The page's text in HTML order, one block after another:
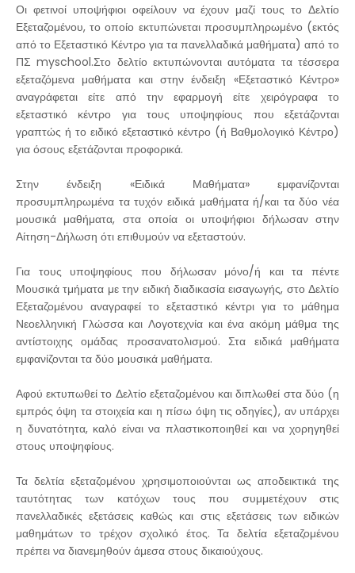
Οι φετινοί υποψήφιοι οφείλουν να έχουν μαζί τους το Δελτίο
Εξεταζομένου, το οποίο εκτυπώνεται προσυμπληρωμένο (εκτός
από το Εξεταστικό Κέντρο για τα πανελλαδικά μαθήματα) από το
ΠΣ myschool.Στο δελτίο εκτυπώνονται αυτόματα τα τέσσερα
εξεταζόμενα μαθήματα και στην ένδειξη «Εξεταστικό Κέντρο»
αναγράφεται είτε από την εφαρμογή είτε χειρόγραφα το
εξεταστικό κέντρο για τους υποψηφίους που εξετάζονται
γραπτώς ή το ειδικό εξεταστικό κέντρο (ή Βαθμολογικό Κέντρο)
για όσους εξετάζονται προφορικά.
Στην ένδειξη «Ειδικά Μαθήματα» εμφανίζονται
προσυμπληρωμένα τα τυχόν ειδικά μαθήματα ή/και τα δύο νέα
μουσικά μαθήματα, στα οποία οι υποψήφιοι δήλωσαν στην
Αίτηση-Δήλωση ότι επιθυμούν να εξεταστούν.
Για τους υποψηφίους που δήλωσαν μόνο/ή και τα πέντε
Μουσικά τμήματα με την ειδική διαδικασία εισαγωγής, στο Δελτίο
Εξεταζομένου αναγραφεί το εξεταστικό κέντρι για το μάθημα
Νεοελληνική Γλώσσα και Λογοτεχνία και ένα ακόμη μάθμα της
αντίστοιχης ομάδας προσανατολισμού. Στα ειδικά μαθήματα
εμφανίζονται τα δύο μουσικά μαθήματα.
Αφού εκτυπωθεί το Δελτίο εξεταζομένου και διπλωθεί στα δύο (η
εμπρός όψη τα στοιχεία και η πίσω όψη τις οδηγίες), αν υπάρχει
η δυνατότητα, καλό είναι να πλαστικοποιηθεί και να χορηγηθεί
στους υποψηφίους.
Τα δελτία εξεταζομένου χρησιμοποιούνται ως αποδεικτικά της
ταυτότητας των κατόχων τους που συμμετέχουν στις
πανελλαδικές εξετάσεις καθώς και στις εξετάσεις των ειδικών
μαθημάτων το τρέχον σχολικό έτος. Τα δελτία εξεταζομένου
πρέπει να διανεμηθούν άμεσα στους δικαιούχους.